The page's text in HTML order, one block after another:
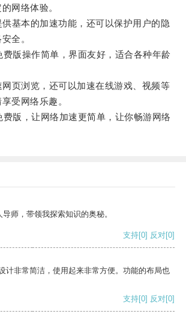
网络体验。
本的加速功能，还可以保护用户的隐
全。
操作简单，界面友好，适合各种年龄
浏览，还可以加速在线游戏、视频等
受网络乐趣。
，让网络加速更简单，让你畅游网络
师，带领我探索知识的奥秘。
支持[0] 反对[0]
计非常简洁，使用起来非常方便。功能的布局也
支持[0] 反对[0]